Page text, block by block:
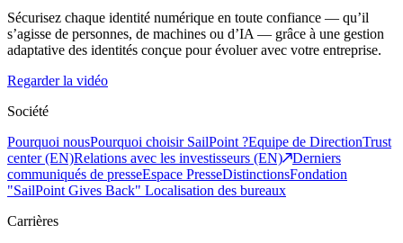
Sécurisez chaque identité numérique en toute confiance — qu’il
s’agisse de personnes, de machines ou d’IA — grâce à une gestion
adaptative des identités conçue pour évoluer avec votre entreprise.
Regarder la vidéo
Société
Pourquoi nousPourquoi choisir SailPoint ?Equipe de DirectionTrust
center (EN)Relations avec les investisseurs (EN)
Derniers
communiqués de presseEspace PresseDistinctionsFondation
"SailPoint Gives Back" Localisation des bureaux
Carrières